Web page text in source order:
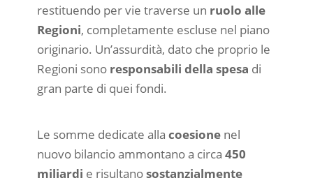
restituendo per vie traverse un ruolo alle
Regioni, completamente escluse nel piano
originario. Un’assurdità, dato che proprio le
Regioni sono responsabili della spesa di
gran parte di quei fondi.
Le somme dedicate alla coesionenel
nuovo bilancio ammontano a circa 450
miliardi e risultanosostanzialmente